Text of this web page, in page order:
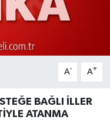
A- A+
BAĞLI İLLER
ATANMA